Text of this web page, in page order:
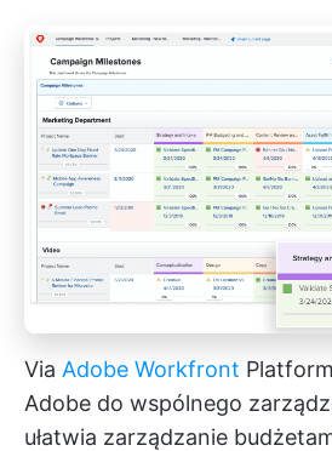
Via Adobe Workfront
Adobe do wspólnego
ułatwia zarządzanie